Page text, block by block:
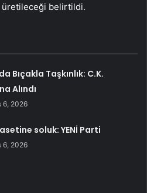
üretileceği belirtildi.
Bıçakla Taşkınlık: C.K.
Alındı
6, 2026
soluk: YENİ Parti
6, 2026